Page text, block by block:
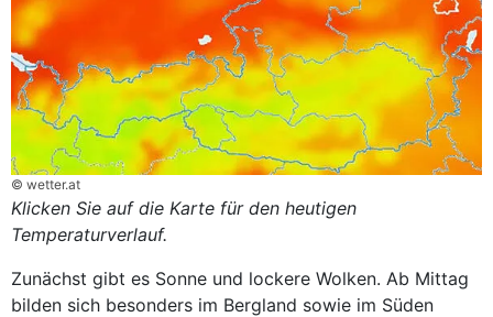
© wetter.at
Klicken Sie auf die Karte für den heutigen
Temperaturverlauf.
Zunächst gibt es Sonne und lockere Wolken. Ab Mittag
bilden sich besonders im Bergland sowie im Süden